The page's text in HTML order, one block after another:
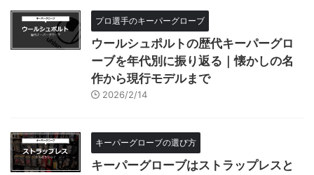
プロ選手のキーパーグローブ
ウールシュポルトの歴代キーパーグロ
ーブを年代別に振り返る｜懐かしの名
作から現行モデルまで
2026/2/14
キーパーグローブの選び方
キーパーグローブはストラップレスと